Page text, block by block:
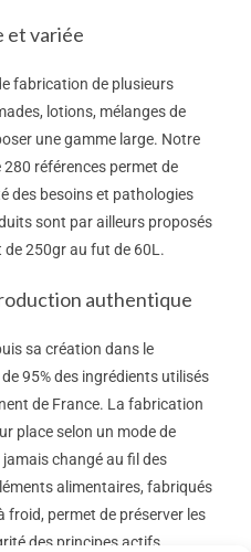
et variée
fabrication de plusieurs
lotions, mélanges de
une gamme large. Notre
références permet de
des besoins et pathologies
sont par ailleurs proposés
250gr au fut de 60L.
authentique
sa création dans le
95% des ingrédients utilisés
de France. La fabrication
place selon un mode de
changé au fil des
alimentaires, fabriqués
froid, permet de préserver les
des principes actifs.